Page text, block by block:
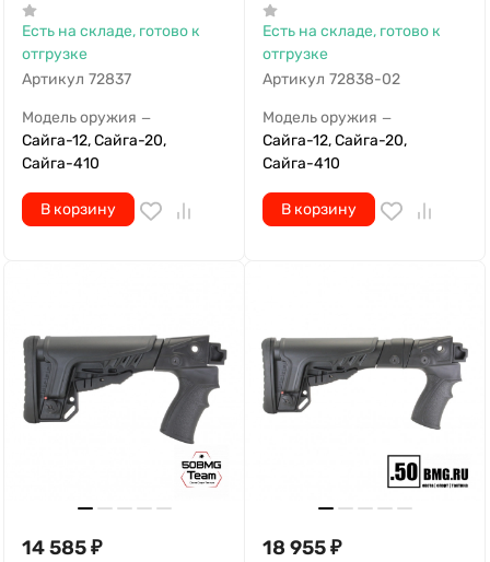
Есть на складе, готово к
отгрузке
Артикул 72837
Модель оружия —
Сайга-12, Сайга-20,
Сайга-410
В корзину
Есть на складе, готово к
отгрузке
Артикул 72838-02
Модель оружия —
Сайга-12, Сайга-20,
Сайга-410
В корзину
14 585₽ 18 955₽